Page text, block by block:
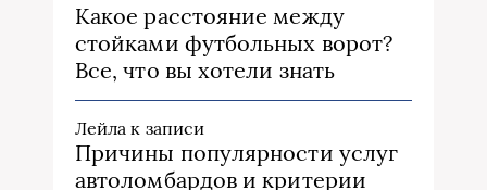
Какое расстояние между
стойками футбольных ворот?
Все, что вы хотели знать
Лейла к записи
Причины популярности услуг
автоломбардов и критерии